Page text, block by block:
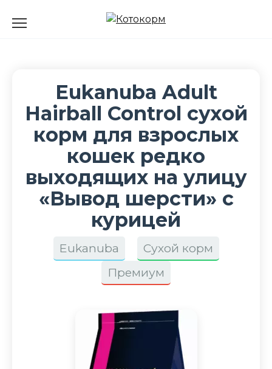
Eukanuba Adult
Hairball Control сухой
корм для взрослых
кошек редко
выходящих на улицу
«Вывод шерсти» с
курицей
Eukanuba
Сухой корм
Премиум